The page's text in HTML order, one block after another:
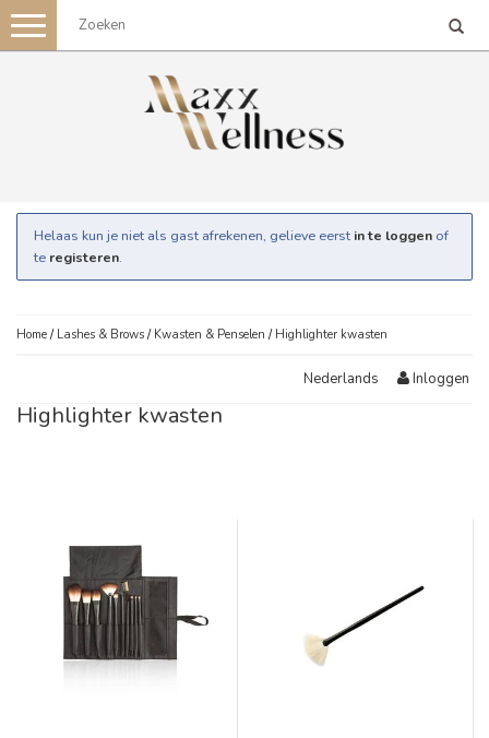
Toggle
navigation
Helaas kun je niet als gast afrekenen, gelieve eerst in te loggen of
te registeren.
Home / Lashes & Brows / Kwasten & Penselen / Highlighter kwasten
Nederlands Inloggen
Highlighter kwasten